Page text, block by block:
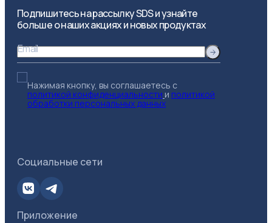
Подпишитесь на рассылку SDS и узнайте
больше о наших акциях и новых продуктах
Email
Нажимая кнопку, вы соглашаетесь с
политикой конфиденциальности и политикой
обработки персональных данных
Социальные сети
Приложение